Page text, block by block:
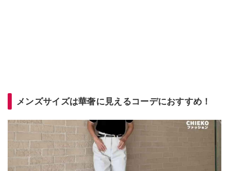
メンズサイズは華奢に見えるコーデにおすすめ！